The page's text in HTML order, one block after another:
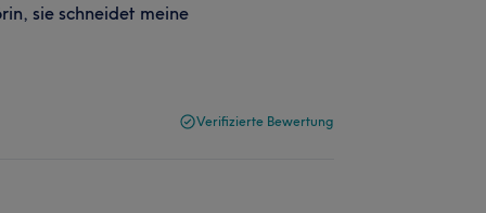
sie schneidet meine
Verifizierte Bewertung